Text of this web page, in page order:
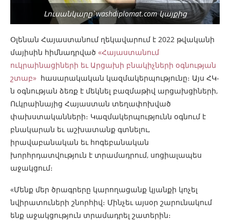
Լուսանկարը՝ washdiplomat.com կայքից
Օլենան Հայաստանում ղեկավարում է 2022 թվականի
մայիսին հիմնադրված «Հայաստանում
ուկրաինացիների եւ Արցախի բնակիչների օգնության
շտաբ» հասարակական կազմակերպությունը։ Այս ՀԿ-
ն օգնության ձեռք է մեկնել բազմաթիվ արցախցիների,
Ուկրաինայից Հայաստան տեղափոխված
փախստականների։ Կազմակերպությունն օգնում է
բնակարան եւ աշխատանք գտնելու,
իրավաբանական եւ հոգեբանական
խորհրդատվություն է տրամադրում, սոցիալապես
աջակցում։
«Մենք մեր ծրագրերը կարողացանք կյանքի կոչել
նվիրատուների շնորհիվ։ Մինչեւ այսօր շարունակում
ենք աջակցություն տրամադրել շատերին։